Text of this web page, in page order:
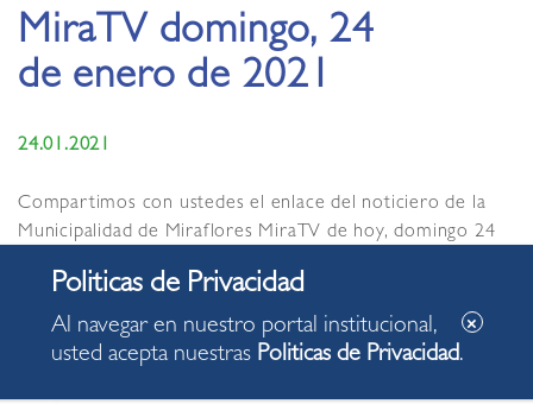
MiraTV domingo, 24
de enero de 2021
24.01.2021
Compartimos con ustedes el enlace del noticiero de la
Municipalidad de Miraflores MiraTV de hoy, domingo 24
nuestra comunidad
https://www.miratv.pe/index.php/video/509/noticiero-
miratv-edición-24-de-enero-2021/
Al navegar en nuestro portal institucional,
usted acepta nuestras Politicas de Privacidad.